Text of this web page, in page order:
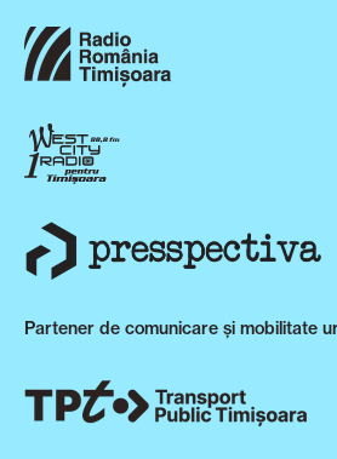
Partener de comunicare și mobilitate